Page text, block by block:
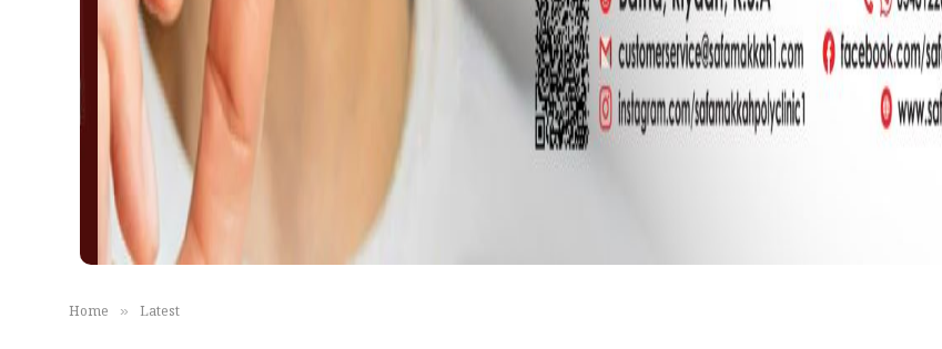
Home » Latest